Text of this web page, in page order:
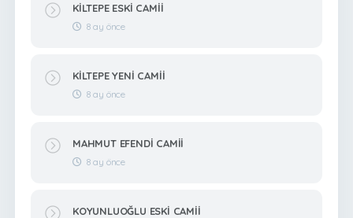
KİLTEPE ESKİ CAMİİ
8 ay önce
KİLTEPE YENİ CAMİİ
8 ay önce
MAHMUT EFENDİ CAMİİ
8 ay önce
KOYUNLUOĞLU ESKİ CAMİİ